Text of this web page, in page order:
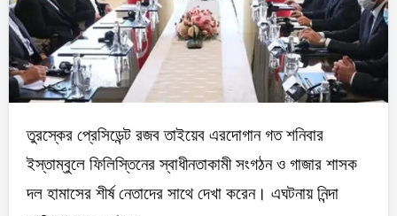
তুরস্কের প্রেসিডেন্ট রজব তাইয়েব এরদোগান গত শনিবার
ইস্তাম্বুলে ফিলিস্তিনের স্বাধীনতাকামী সংগঠন ও গাজার শাসক
দল হামাসের শীর্ষ নেতাদের সাথে দেখা করেন। এঘটনায় নিন্দা